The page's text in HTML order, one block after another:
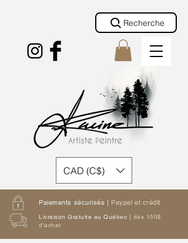
Paiements sécurisés | Paypal et crédit
Livraison Gratuite au Québec | dès 150$
d'achat
Recherche
CAD (C$)